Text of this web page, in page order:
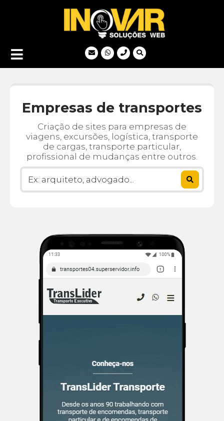
Empresas de transportes
Criação de sites para empresas de
viagens, excursões, logística, transporte
de cargas, transporte particular,
profissional de mudanças entre outros.